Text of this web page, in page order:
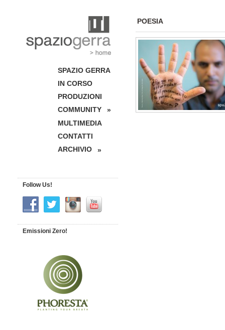
POESIA
SPAZIO GERRA
IN CORSO
PRODUZIONI
COMMUNITY
»
MULTIMEDIA
CONTATTI
ARCHIVIO
»
Follow Us!
Emissioni Zero!